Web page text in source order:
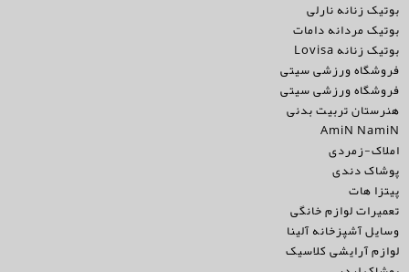
بوتیک زنانه نارلی
بوتیک مردانه دامات
بوتیک زنانه Lovisa
فروشگاه ورزشی سیتی
فروشگاه ورزشی سیتی
هنرستان تربیت بدنی
AmiN NamiN
املاک-زمردی
پوشاک دندی
پیتزا هات
تعمیرات لوازم خانگی
وسایل آشپزخانه آلینا
لوازم آرایشی کلاسیک